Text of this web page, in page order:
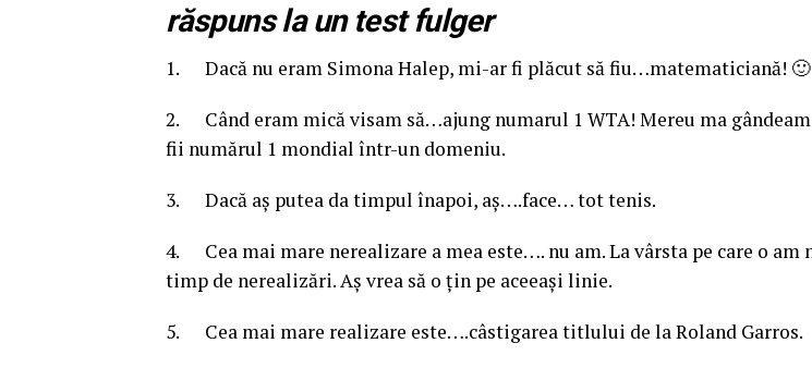
răspuns la un test fulger
1. Dacă nu eram Simona Halep, mi-ar fi plăcut să fiu…matematiciană! 🙂
2. Când eram mică visam să…ajung numarul 1 WTA! Mereu ma gândeam
fii numărul 1 mondial într-un domeniu.
3. Dacă aş putea da timpul înapoi, aş….face… tot tenis.
4. Cea mai mare nerealizare a mea este…. nu am. La vârsta pe care o am
timp de nerealizări. Aş vrea să o ţin pe aceeaşi linie.
5. Cea mai mare realizare este….câstigarea titlului de la Roland Garros.